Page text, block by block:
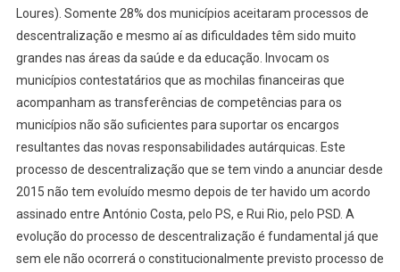
Loures). Somente 28% dos municípios aceitaram processos de
descentralização e mesmo aí as dificuldades têm sido muito
grandes nas áreas da saúde e da educação. Invocam os
municípios contestatários que as mochilas financeiras que
acompanham as transferências de competências para os
municípios não são suficientes para suportar os encargos
resultantes das novas responsabilidades autárquicas. Este
processo de descentralização que se tem vindo a anunciar desde
2015 não tem evoluído mesmo depois de ter havido um acordo
assinado entre António Costa, pelo PS, e Rui Rio, pelo PSD. A
evolução do processo de descentralização é fundamental já que
sem ele não ocorrerá o constitucionalmente previsto processo de